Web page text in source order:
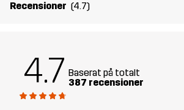
Recensioner (4.7)
4.7 Baserat på totalt
387 recensioner